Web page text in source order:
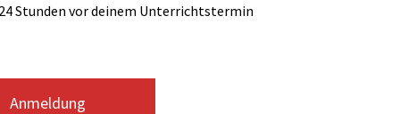
Stunden vor deinem Unterrichtstermin
Anmeldung